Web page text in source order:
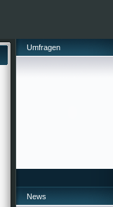
Umfragen
News